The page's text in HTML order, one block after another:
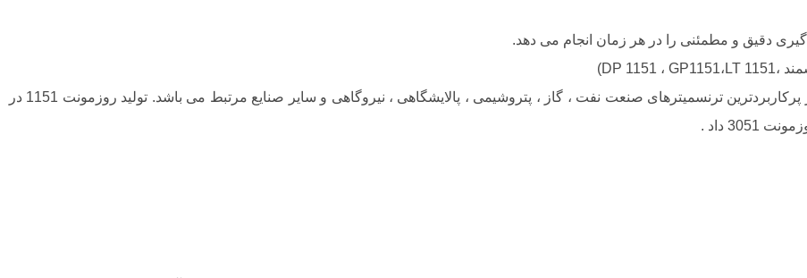
ترنسمیترهای فشار روزمونت مدل 1151 برای مدت طولانی یکی از پرکاربردترین ترنسمیترهای صنعت نفت ، گاز ، پتروشیمی ، پالایشگاهی ، نیروگاهی و سایر صنایع مرتبط می باشد. تولید روزمونت 1151 در